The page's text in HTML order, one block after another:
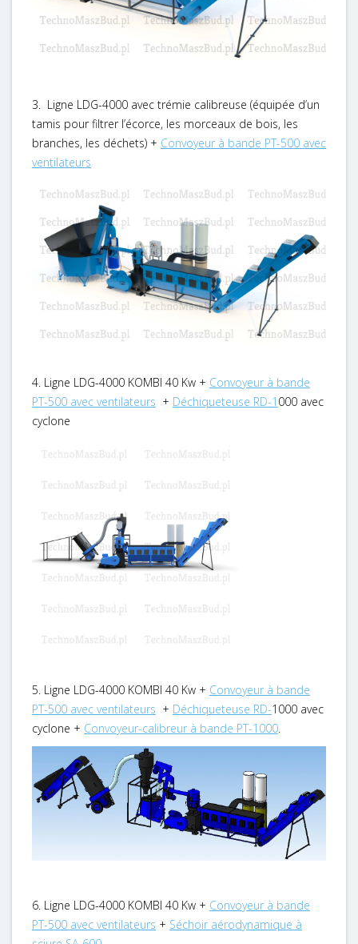
3. Ligne LDG-4000 avec trémie calibreuse (équipée d’un
tamis pour filtrer l’écorce, les morceaux de bois, les
branches, les déchets) + Convoyeur à bande PT-500 avec
ventilateurs
4. Ligne LDG-4000 KOMBI 40 Kw + Convoyeur à bande
PT-500 avec ventilateurs + Déchiqueteuse RD-1 000 avec
cyclone
5. Ligne LDG-4000 KOMBI 40 Kw + Convoyeur à bande
PT-500 avec ventilateurs + Déchiqueteuse RD-1000 avec
cyclone + Convoyeur-calibreur à bande PT-1000.
6. Ligne LDG-4000 KOMBI 40 Kw + Convoyeur à bande
PT-500 avec ventilateurs + Séchoir aérodynamique à